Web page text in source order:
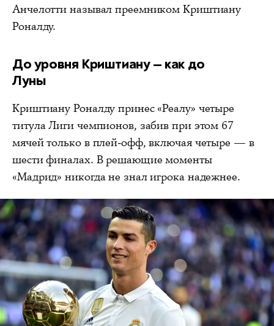
Анчелотти называл преемником Криштиану
Роналду.
До уровня Криштиану — как до
Луны
Криштиану Роналду принес «Реалу» четыре
титула Лиги чемпионов, забив при этом 67
мячей только в плей-офф, включая четыре — в
шести финалах. В решающие моменты
«Мадрид» никогда не знал игрока надежнее.